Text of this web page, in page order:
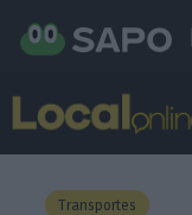
Transportes